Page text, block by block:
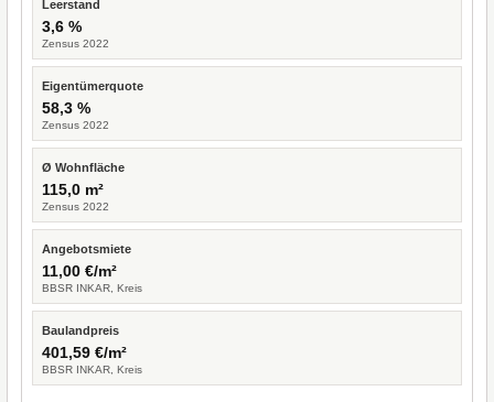
Leerstand
3,6 %
Zensus 2022
Eigentümerquote
58,3 %
Zensus 2022
Ø Wohnfläche
115,0 m²
Zensus 2022
Angebotsmiete
11,00 €/m²
BBSR INKAR, Kreis
Baulandpreis
401,59 €/m²
BBSR INKAR, Kreis